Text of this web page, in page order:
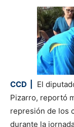
CCD |
El
Pizarro, reportó
represión de los
durante la